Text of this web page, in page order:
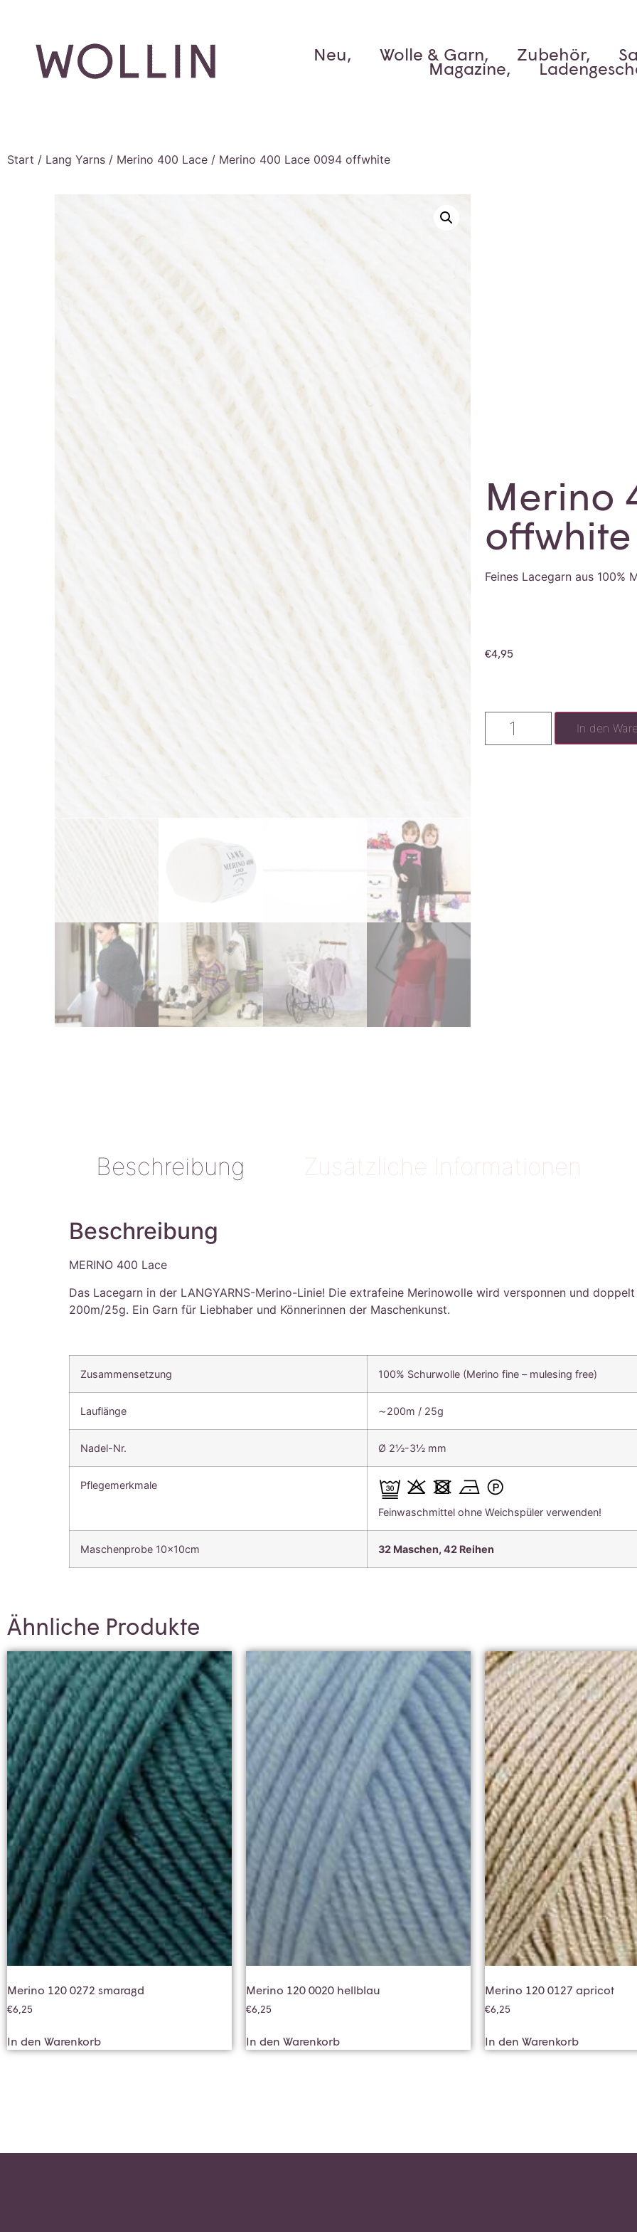
Neu, Wolle & Garn, Zubehör,
Magazine,
Start / Lang Yarns / Merino 400 Lace / Merino 400 Lace 0094 offwhite
Merino
offwhite
Feines Lacegarn aus 100%
€4,95
In den
Beschreibung Zusätzliche Informationen
Beschreibung
MERINO 400 Lace
Das Lacegarn in der LANGYARNS-Merino-Linie! Die extrafeine Merinowolle wird versponnen und
200m/25g. Ein Garn für Liebhaber und Könnerinnen der Maschenkunst.
Zusammensetzung 100% Schurwolle (Merino fine – mulesing free)
Lauflänge ∼200m / 25g
Nadel-Nr. Ø 2½-3½ mm
Pflegemerkmale
Feinwaschmittel ohne Weichspüler verwenden!
Maschenprobe 10x10cm 32 Maschen, 42 Reihen
Ähnliche Produkte
Merino 120 0272 smaragd
€6,25
In den Warenkorb
Merino 120 0020 hellblau
€6,25
In den Warenkorb
Merino 120 0127 apricot
€6,25
In den Warenkorb